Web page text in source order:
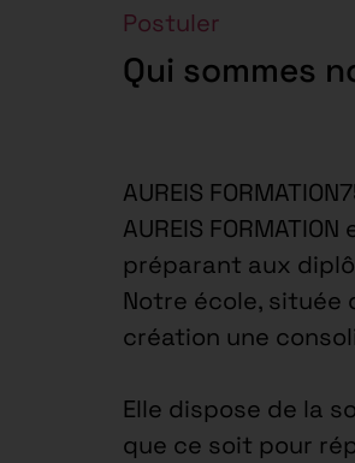
Postuler
Qui sommes
AUREIS
AUREIS
préparant aux
Notre école, située
création une
Elle dispose de la
que ce soit pour